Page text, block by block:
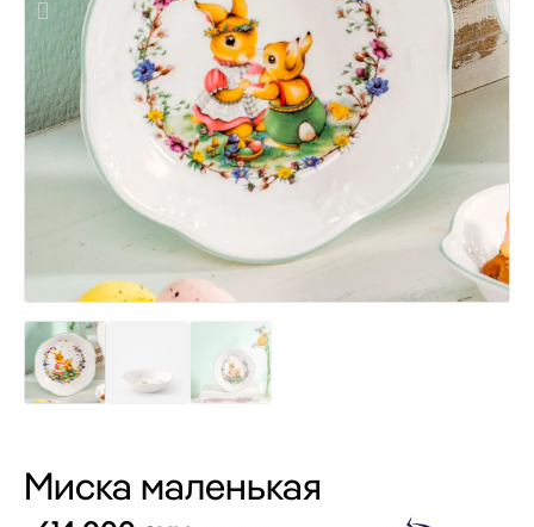
Миска маленькая